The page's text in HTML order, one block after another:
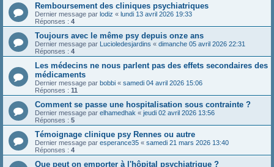
Remboursement des cliniques psychiatriques
Dernier message par lodiz « lundi 13 avril 2026 19:33
Réponses : 4
Toujours avec le même psy depuis onze ans
Dernier message par Lucioledesjardins « dimanche 05 avril 2026 22:31
Réponses : 4
Les médecins ne nous parlent pas des effets secondaires des
médicaments
Dernier message par bobbi « samedi 04 avril 2026 15:06
Réponses : 11
Comment se passe une hospitalisation sous contrainte ?
Dernier message par elhamedhak « jeudi 02 avril 2026 13:56
Réponses : 5
Témoignage clinique psy Rennes ou autre
Dernier message par esperance35 « samedi 21 mars 2026 13:40
Réponses : 4
Que peut on emporter à l'hôpital psychiatrique ?